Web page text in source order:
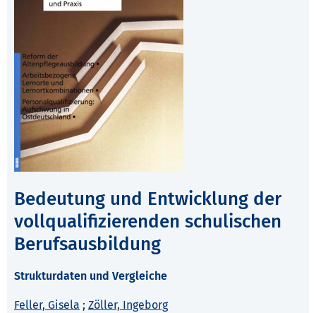
Bedeutung und Entwicklung der
vollqualifizierenden schulischen
Berufsausbildung
Strukturdaten und Vergleiche
Feller, Gisela ; Zöller, Ingeborg